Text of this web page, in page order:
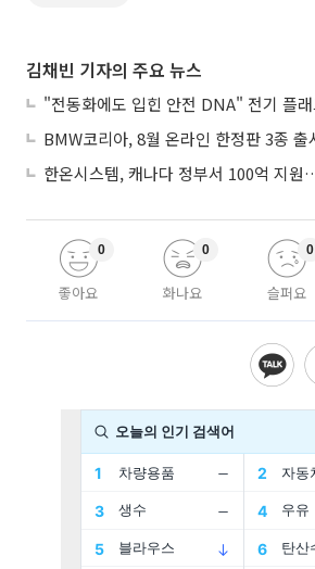
김채빈 기자의 주요 뉴스
좋아요
0
화나요
0
슬퍼요
0